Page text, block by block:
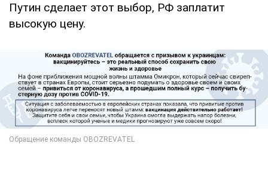
Путин сделает этот выбор, РФ заплатит
высокую цену.